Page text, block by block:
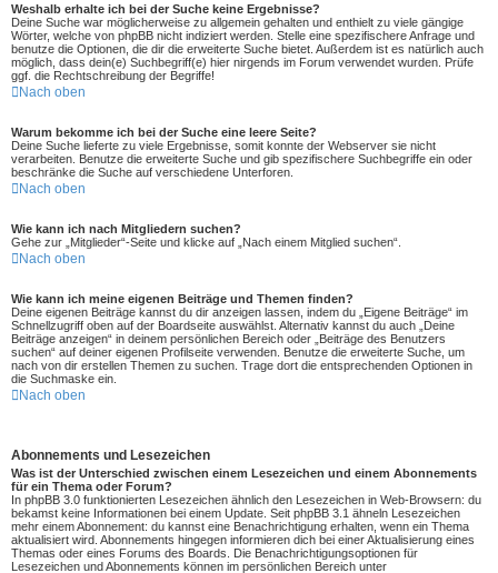
Weshalb erhalte ich bei der Suche keine Ergebnisse?
Deine Suche war möglicherweise zu allgemein gehalten und enthielt zu viele gängige
Wörter, welche von phpBB nicht indiziert werden. Stelle eine spezifischere Anfrage und
benutze die Optionen, die dir die erweiterte Suche bietet. Außerdem ist es natürlich auch
möglich, dass dein(e) Suchbegriff(e) hier nirgends im Forum verwendet wurden. Prüfe
ggf. die Rechtschreibung der Begriffe!
Nach oben
Warum bekomme ich bei der Suche eine leere Seite?
Deine Suche lieferte zu viele Ergebnisse, somit konnte der Webserver sie nicht
verarbeiten. Benutze die erweiterte Suche und gib spezifischere Suchbegriffe ein oder
beschränke die Suche auf verschiedene Unterforen.
Nach oben
Wie kann ich nach Mitgliedern suchen?
Gehe zur „Mitglieder“-Seite und klicke auf „Nach einem Mitglied suchen“.
Nach oben
Wie kann ich meine eigenen Beiträge und Themen finden?
Deine eigenen Beiträge kannst du dir anzeigen lassen, indem du „Eigene Beiträge“ im
Schnellzugriff oben auf der Boardseite auswählst. Alternativ kannst du auch „Deine
Beiträge anzeigen“ in deinem persönlichen Bereich oder „Beiträge des Benutzers
suchen“ auf deiner eigenen Profilseite verwenden. Benutze die erweiterte Suche, um
nach von dir erstellen Themen zu suchen. Trage dort die entsprechenden Optionen in
die Suchmaske ein.
Nach oben
Abonnements und Lesezeichen
Was ist der Unterschied zwischen einem Lesezeichen und einem Abonnements
für ein Thema oder Forum?
In phpBB 3.0 funktionierten Lesezeichen ähnlich den Lesezeichen in Web-Browsern: du
bekamst keine Informationen bei einem Update. Seit phpBB 3.1 ähneln Lesezeichen
mehr einem Abonnement: du kannst eine Benachrichtigung erhalten, wenn ein Thema
aktualisiert wird. Abonnements hingegen informieren dich bei einer Aktualisierung eines
Themas oder eines Forums des Boards. Die Benachrichtigungsoptionen für
Lesezeichen und Abonnements können im persönlichen Bereich unter